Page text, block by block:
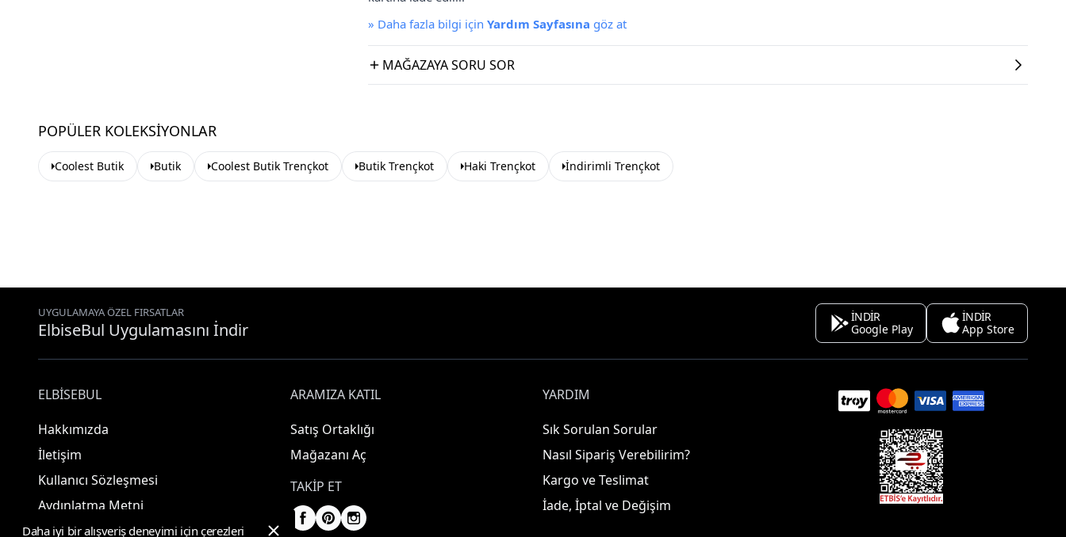
» Daha fazla bilgi için Yardım Sayfasına göz at
MAĞAZAYA SORU SOR
POPÜLER KOLEKSIYONLAR
Coolest Butik Butik Coolest Butik Trençkot Butik Trençkot Haki Trençkot İndirimli Trençkot
UYGULAMAYA ÖZEL FIRSATLAR
ElbiseBul Uygulamasını İndir
İNDİR
Google Play
İNDİR
App Store
ELBISEBUL
Hakkımızda
İletişim
Kullanıcı Sözleşmesi
Aydınlatma Metni
ARAMIZA KATIL
Satış Ortaklığı
Mağazanı Aç
TAKIP ET
YARDIM
Sık Sorulan Sorular
Nasıl Sipariş Verebilirim?
Kargo ve Teslimat
İade, İptal ve Değişim
Daha iyi bir alışveriş deneyimi için çerezleri